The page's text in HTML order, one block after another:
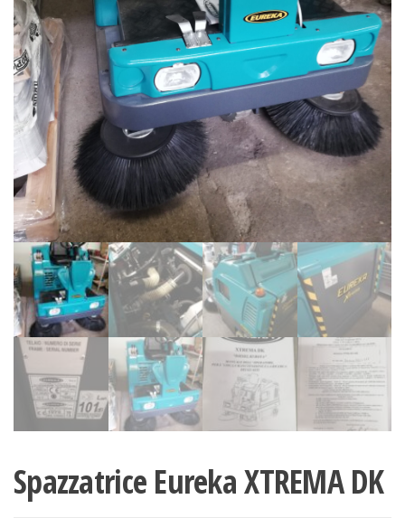
Spazzatrice Eureka XTREMA DK